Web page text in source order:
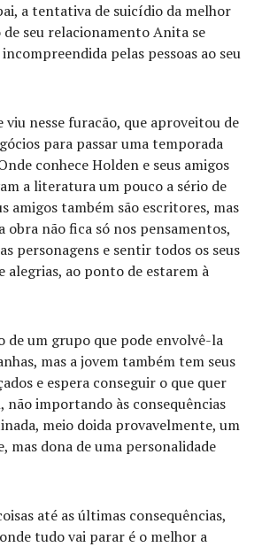
a tentativa de suicídio da melhor
seu relacionamento Anita se
pelas pessoas ao seu
viu nesse furacão, que aproveitou de
para passar uma temporada
conhece Holden e seus amigos
a literatura um pouco a sério de
amigos também são escritores, mas
obra não fica só nos pensamentos,
personagens e sentir todos os seus
alegrias, ao ponto de estarem à
de um grupo que pode envolvê-la
mas a jovem também tem seus
e espera conseguir o que quer
não importando às consequências
meio doida provavelmente, um
mas dona de uma personalidade
até as últimas consequências,
tudo vai parar é o melhor a